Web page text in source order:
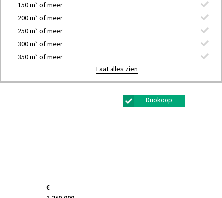
150 m² of meer
200 m² of meer
250 m² of meer
300 m² of meer
350 m² of meer
Laat alles zien
€
Duokoop